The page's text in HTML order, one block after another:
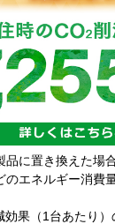
品に置き換えた場
のエネルギー消費
効果（1台あたり）